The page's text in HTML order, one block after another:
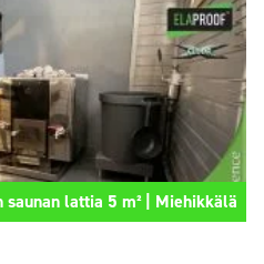
saunan lattia 5 m² | Miehikkälä